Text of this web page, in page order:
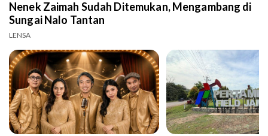
Nenek Zaimah Sudah Ditemukan, Mengambang di
Sungai Nalo Tantan
LENSA